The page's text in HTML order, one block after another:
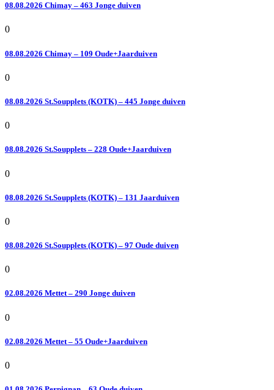
08.08.2026 Chimay – 463 Jonge duiven
0
08.08.2026 Chimay – 109 Oude+Jaarduiven
0
08.08.2026 St.Soupplets (KOTK) – 445 Jonge duiven
0
08.08.2026 St.Soupplets – 228 Oude+Jaarduiven
0
08.08.2026 St.Soupplets (KOTK) – 131 Jaarduiven
0
08.08.2026 St.Soupplets (KOTK) – 97 Oude duiven
0
02.08.2026 Mettet – 290 Jonge duiven
0
02.08.2026 Mettet – 55 Oude+Jaarduiven
0